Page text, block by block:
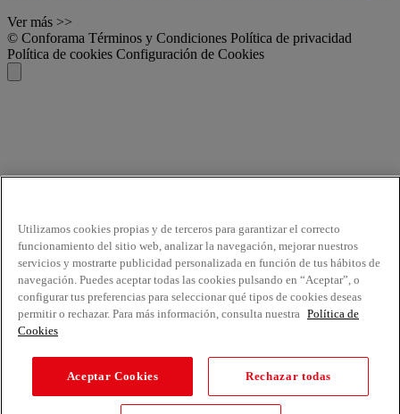
Ver más >>
© Conforama Términos y Condiciones Política de privacidad
Política de cookies Configuración de Cookies
Utilizamos cookies propias y de terceros para garantizar el correcto
funcionamiento del sitio web, analizar la navegación, mejorar nuestros
servicios y mostrarte publicidad personalizada en función de tus hábitos de
navegación. Puedes aceptar todas las cookies pulsando en “Aceptar”, o
configurar tus preferencias para seleccionar qué tipos de cookies deseas
permitir o rechazar. Para más información, consulta nuestra Política de
Cookies
Aceptar Cookies Rechazar todas